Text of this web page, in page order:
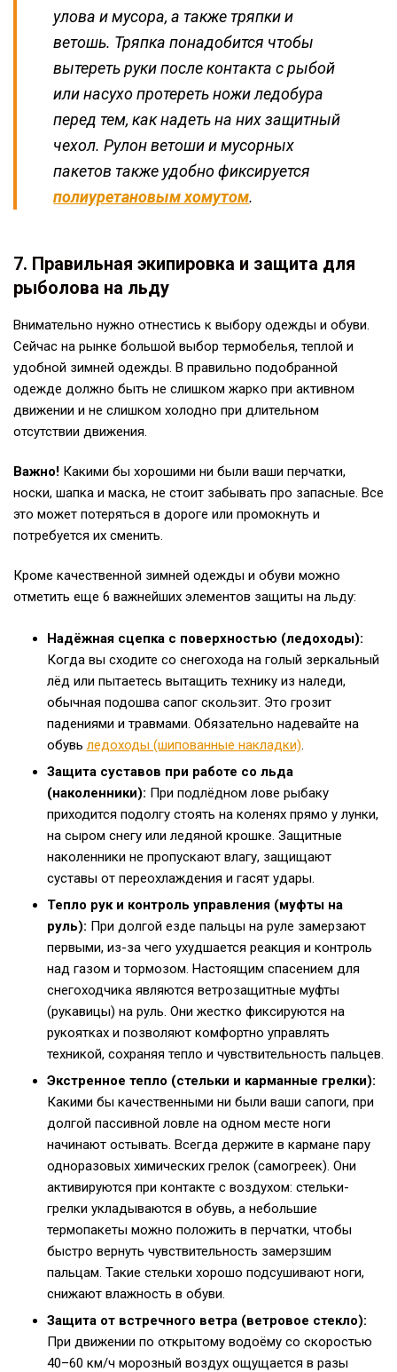
улова и мусора, а также тряпки и
ветошь. Тряпка понадобится чтобы
вытереть руки после контакта с рыбой
или насухо протереть ножи ледобура
перед тем, как надеть на них защитный
чехол. Рулон ветоши и мусорных
пакетов также удобно фиксируется
полиуретановым хомутом.
7. Правильная экипировка и защита для
рыболова на льду
Внимательно нужно отнестись к выбору одежды и обуви.
Сейчас на рынке большой выбор термобелья, теплой и
удобной зимней одежды. В правильно подобранной
одежде должно быть не слишком жарко при активном
движении и не слишком холодно при длительном
отсутствии движения.
Важно! Какими бы хорошими ни были ваши перчатки,
носки, шапка и маска, не стоит забывать про запасные. Все
это может потеряться в дороге или промокнуть и
потребуется их сменить.
Кроме качественной зимней одежды и обуви можно
отметить еще 6 важнейших элементов защиты на льду:
Надёжная сцепка с поверхностью (ледоходы):
Когда вы сходите со снегохода на голый зеркальный
лёд или пытаетесь вытащить технику из наледи,
обычная подошва сапог скользит. Это грозит
падениями и травмами. Обязательно надевайте на
обувь ледоходы (шипованные накладки)
Защита суставов при работе со льда
(наколенники): При подлёдном лове рыбаку
приходится подолгу стоять на коленях прямо у лунки,
на сыром снегу или ледяной крошке. Защитные
наколенники не пропускают влагу, защищают
суставы от переохлаждения и гасят удары.
Тепло рук и контроль управления (муфты на
руль): При долгой езде пальцы на руле замерзают
первыми, из-за чего ухудшается реакция и контроль
над газом и тормозом. Настоящим спасением для
снегоходчика являются ветрозащитные муфты
(рукавицы) на руль. Они жестко фиксируются на
рукоятках и позволяют комфортно управлять
техникой, сохраняя тепло и чувствительность пальцев.
Экстренное тепло (стельки и карманные грелки):
Какими бы качественными ни были ваши сапоги, при
долгой пассивной ловле на одном месте ноги
начинают остывать. Всегда держите в кармане пару
одноразовых химических грелок (самогреек). Они
активируются при контакте с воздухом: стельки-
грелки укладываются в обувь, а небольшие
термопакеты можно положить в перчатки, чтобы
быстро вернуть чувствительность замерзшим
пальцам. Такие стельки хорошо подсушивают ноги,
снижают влажность в обуви.
Защита от встречного ветра (ветровое стекло):
При движении по открытому водоёму со скоростью
40–60 км/ч морозный воздух ощущается в разы